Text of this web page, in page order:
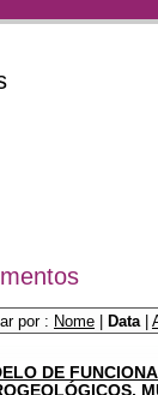
por : Nome Data
DE